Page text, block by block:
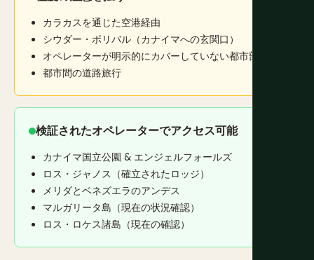
カラカスを通じた空港経由
シウダー・ボリバル（カナイマへの玄関口）
オペレーターが明示的にカバーしていない都市部
都市間の道路旅行
検証されたオペレーターでアクセス可能
カナイマ国立公園 & エンジェルフォールズ
ロス・ジャノス（確立されたロッジ）
メリダとベネズエラのアンデス
マルガリータ島（現在の状況確認）
ロス・ロケス諸島（現在の確認）